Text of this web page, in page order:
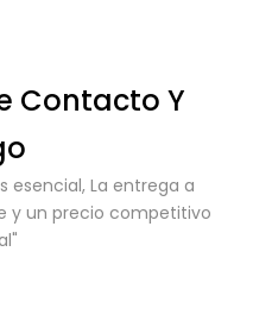
Contacto Y
esencial, La entrega a
y un precio competitivo